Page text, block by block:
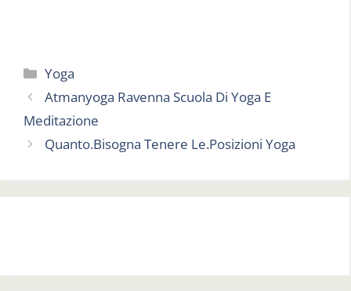
Categorie
Yoga
Atmanyoga Ravenna Scuola Di Yoga E
Meditazione
Quanto.Bisogna Tenere Le.Posizioni Yoga